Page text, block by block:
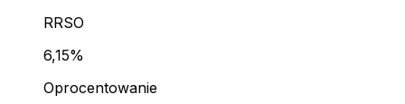
RRSO
6,15%
Oprocentowanie